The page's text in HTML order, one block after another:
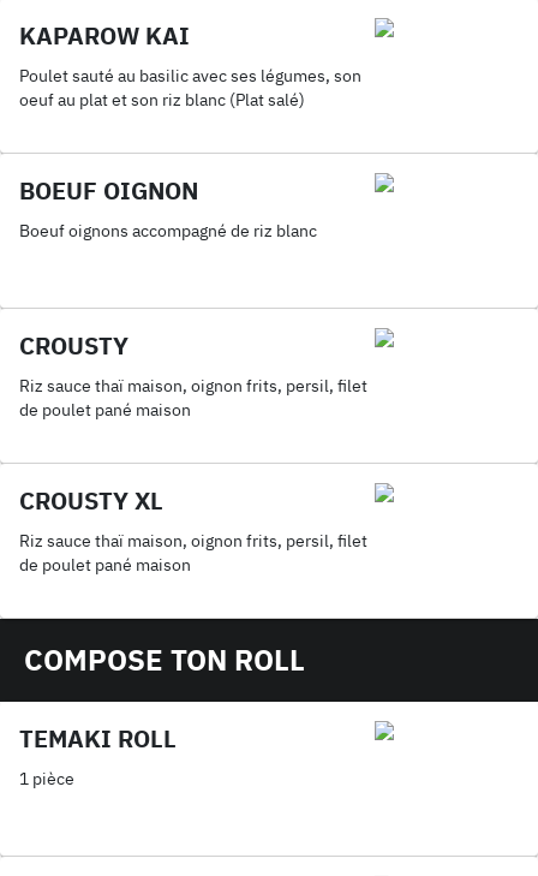
KAPAROW KAI
Poulet sauté au basilic avec ses légumes, son
oeuf au plat et son riz blanc (Plat salé)
BOEUF OIGNON
Boeuf oignons accompagné de riz blanc
CROUSTY
Riz sauce thaï maison, oignon frits, persil, filet
de poulet pané maison
CROUSTY XL
Riz sauce thaï maison, oignon frits, persil, filet
de poulet pané maison
COMPOSE TON ROLL
TEMAKI ROLL
1 pièce